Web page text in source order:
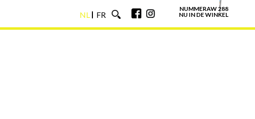
NL
FR
NUMMERAW 288
NU IN DE WINKEL